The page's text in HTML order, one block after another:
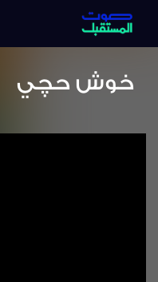
خوش حچي